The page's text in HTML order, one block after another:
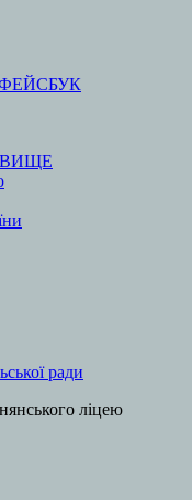
ради
ліцею